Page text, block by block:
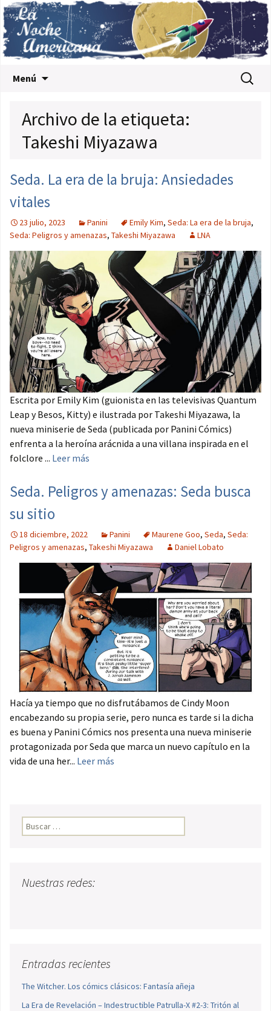
Menú Buscar:
Archivo de la etiqueta:
Takeshi Miyazawa
Seda. La era de la bruja: Ansiedades
vitales
23 julio, 2023 Panini Emily Kim, Seda: La era de la bruja,
Seda: Peligros y amenazas, Takeshi Miyazawa LNA
Escrita por Emily Kim (guionista en las televisivas Quantum
Leap y Besos, Kitty) e ilustrada por Takeshi Miyazawa, la
nueva miniserie de Seda (publicada por Panini Cómics)
enfrenta a la heroína arácnida a una villana inspirada en el
folclore ... Leer más
Seda. Peligros y amenazas: Seda busca
su sitio
18 diciembre, 2022 Panini Maurene Goo, Seda, Seda:
Peligros y amenazas, Takeshi Miyazawa Daniel Lobato
Hacía ya tiempo que no disfrutábamos de Cindy Moon
encabezando su propia serie, pero nunca es tarde si la dicha
es buena y Panini Cómics nos presenta una nueva miniserie
protagonizada por Seda que marca un nuevo capítulo en la
vida de una her... Leer más
Buscar:
Nuestras redes:
Entradas recientes
The Witcher. Los cómics clásicos: Fantasía añeja
La Era de Revelación – Indestructible Patrulla-X #2-3: Tritón al